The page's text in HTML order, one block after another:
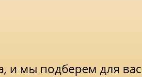
и мы подберем для